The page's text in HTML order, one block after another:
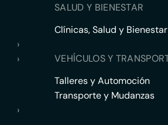
›
›
›
SALUD Y BIENESTAR
Clínicas, Salud y Bienestar
VEHÍCULOS Y
Talleres y Automoción
Transporte y Mudanzas